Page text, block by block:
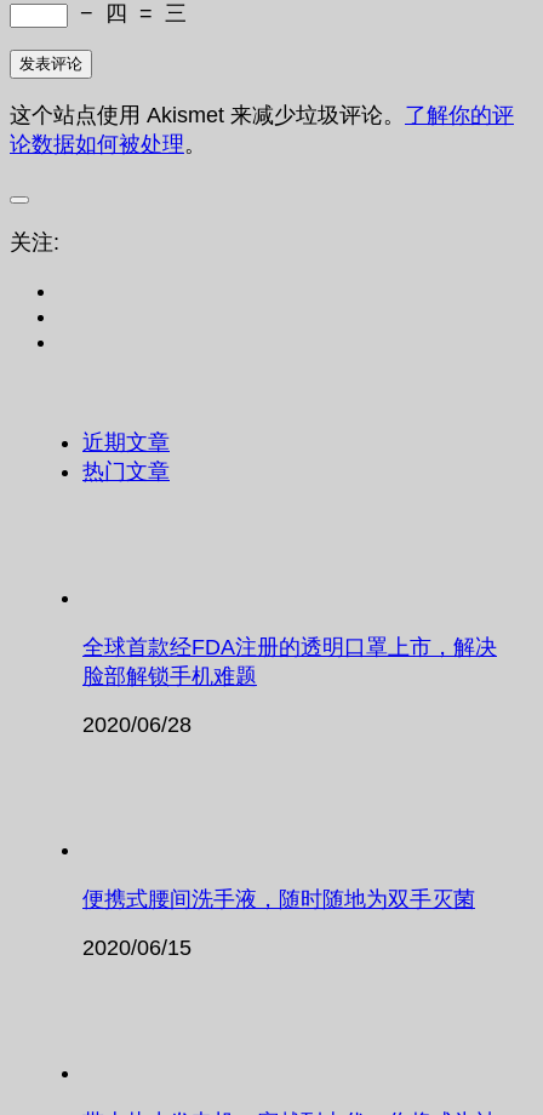
− 四 = 三
这个站点使用 Akismet 来减少垃圾评论。 了解你的评
论数据如何被处理。
关注:
近期文章
热门文章
全球首款经FDA注册的透明口罩上市，解决
脸部解锁手机难题
2020/06/28
便携式腰间洗手液，随时随地为双手灭菌
2020/06/15